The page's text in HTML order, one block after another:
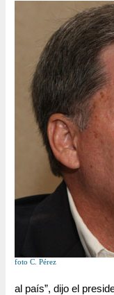
foto C. Pérez
al país”, dijo el